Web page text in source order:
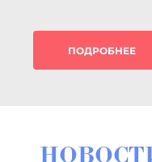
ПОДРОБНЕЕ